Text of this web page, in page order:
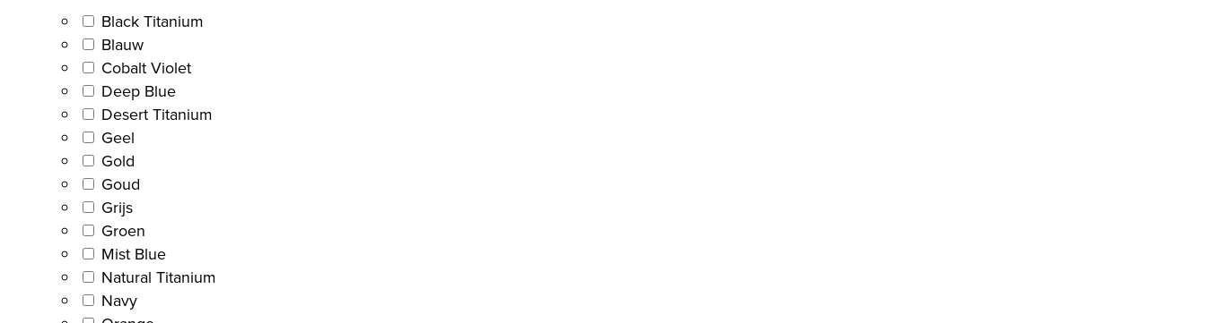
Black Titanium
Blauw
Cobalt Violet
Deep Blue
Desert Titanium
Geel
Gold
Goud
Grijs
Groen
Mist Blue
Natural Titanium
Navy